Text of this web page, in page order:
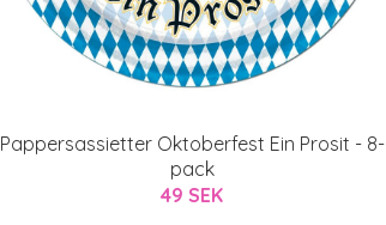
Pappersassietter Oktoberfest Ein Prosit - 8-
pack
49 SEK